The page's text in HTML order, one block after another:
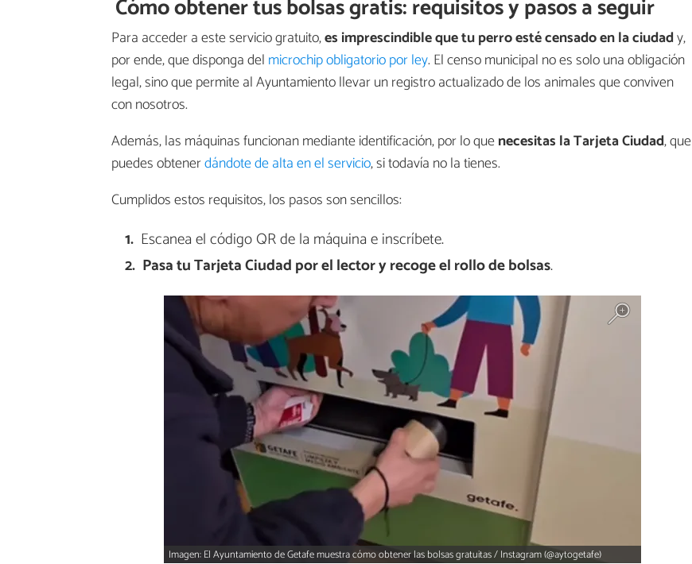
Cómo obtener tus bolsas gratis: requisitos y pasos a seguir
Para acceder a este servicio gratuito,es imprescindible que tu perro esté censado en la ciudady,
por ende, que disponga del microchip obligatorio por ley. El censo municipal no es solo una obligación
legal, sino que permite al Ayuntamiento llevar un registro actualizado de los animales que conviven
con nosotros.
Además, las máquinas funcionan mediante identificación, por lo quenecesitas la Tarjeta Ciudad, que
puedes obtenerdándote de alta en el servicio, si todavía no la tienes.
Cumplidos estos requisitos, los pasos son sencillos:
Escanea el código QR de la máquina e inscríbete.
Pasa tu Tarjeta Ciudad por el lector y recoge el rollo de bolsas.
Imagen: El Ayuntamiento de Getafe muestra cómo obtener las bolsas gratuitas / Instagram (@aytogetafe)